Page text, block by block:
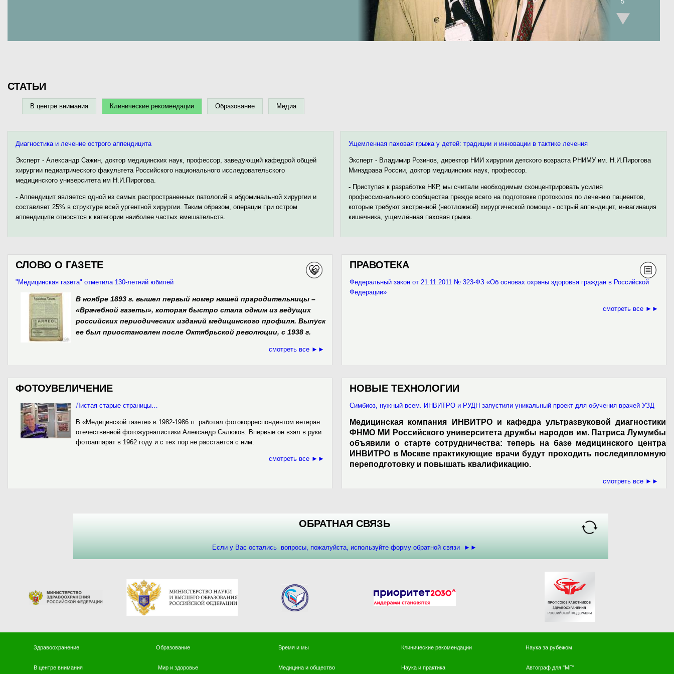
СТАТЬИ
В центре внимания Клинические рекомендации Образование Медиа
Диагностика и лечение острого аппендицита
Эксперт - Александр Сажин, доктор медицинских наук, профессор, заведующий кафедрой общей
хирургии педиатрического факультета Российского национального исследовательского
медицинского университета им Н.И.Пирогова.
- Аппендицит является одной из самых распространенных патологий в абдоминальной хирургии и
составляет 25% в структуре всей ургентной хирургии. Таким образом, операции при остром
аппендиците относятся к категории наиболее частых вмешательств.
Ущемленная паховая грыжа у детей: традиции и инновации в тактике лечения
Эксперт - Владимир Розинов, директор НИИ хирургии детского возраста РНИМУ им. Н.И.Пирогова
Минздрава России, доктор медицинских наук, профессор.
- Приступая к разработке НКР, мы считали необходимым сконцентрировать усилия
профессионального сообщества прежде всего на подготовке протоколов по лечению пациентов,
которые требуют экстренной (неотложной) хирургической помощи - острый аппендицит, инвагинация
кишечника, ущемлённая паховая грыжа.
СЛОВО О ГАЗЕТЕ
"Медицинская газета" отметила 130-летний юбилей
В ноябре 1893 г. вышел первый номер нашей прародительницы –
«Врачебной газеты», которая быстро стала одним из ведущих
российских периодических изданий медицинского профиля. Выпуск
ее был приостановлен после Октябрьской революции, с 1938 г.
смотреть все ►►
ПРАВОТЕКА
Федеральный закон от 21.11.2011 № 323-ФЗ «Об основах охраны здоровья граждан в Российской
Федерации»
смотреть все ►►
ФОТОУВЕЛИЧЕНИЕ
Листая старые страницы…
В «Медицинской газете» в 1982-1986 гг. работал фотокорреспондентом ветеран
отечественной фотожурналистики Александр Салюков. Впервые он взял в руки
фотоаппарат в 1962 году и с тех пор не расстается с ним.
смотреть все ►►
НОВЫЕ ТЕХНОЛОГИИ
Симбиоз, нужный всем. ИНВИТРО и РУДН запустили уникальный проект для обучения врачей УЗД
Медицинская компания ИНВИТРО и кафедра ультразвуковой диагностики
ФНМО МИ Российского университета дружбы народов им. Патриса Лумумбы
объявили о старте сотрудничества: теперь на базе медицинского центра
ИНВИТРО в Москве практикующие врачи будут проходить последипломную
переподготовку и повышать квалификацию.
смотреть все ►►
ОБРАТНАЯ СВЯЗЬ
Если у Вас остались вопросы, пожалуйста, используйте форму обратной связи ►►
Здравоохранение Образование Время и мы Клинические рекомендации Наука за рубежом
В центре внимания Мир и здоровье Медицина и общество Наука и практика Автограф для "МГ"